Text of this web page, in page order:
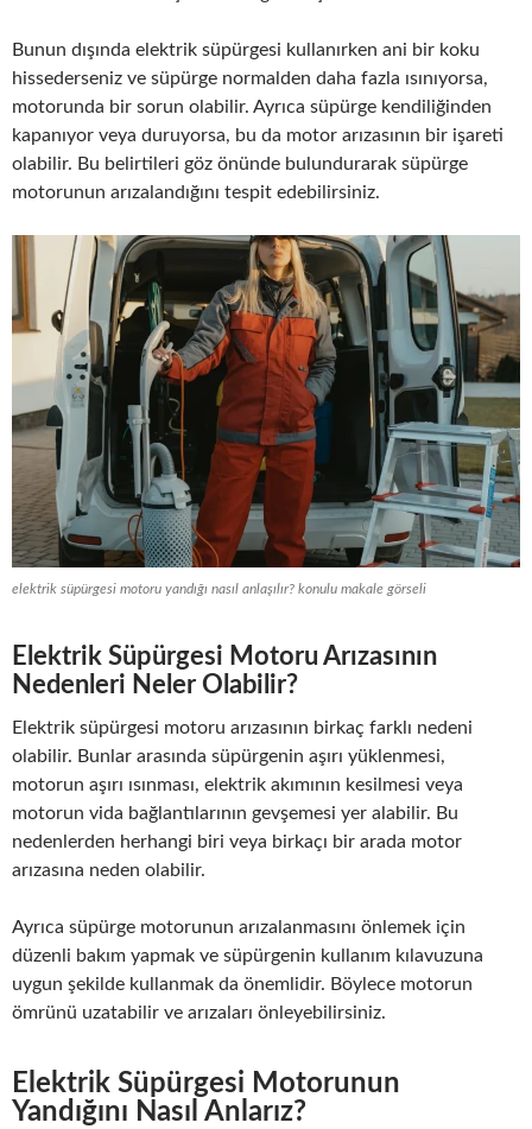
Bunun dışında elektrik süpürgesi kullanırken ani bir koku
hissederseniz ve süpürge normalden daha fazla ısınıyorsa,
motorunda bir sorun olabilir. Ayrıca süpürge kendiliğinden
kapanıyor veya duruyorsa, bu da motor arızasının bir işareti
olabilir. Bu belirtileri göz önünde bulundurarak süpürge
motorunun arızalandığını tespit edebilirsiniz.
elektrik süpürgesi motoru yandığı nasıl anlaşılır? konulu makale görseli
Elektrik Süpürgesi Motoru Arızasının
Nedenleri Neler Olabilir?
Elektrik süpürgesi motoru arızasının birkaç farklı nedeni
olabilir. Bunlar arasında süpürgenin aşırı yüklenmesi,
motorun aşırı ısınması, elektrik akımının kesilmesi veya
motorun vida bağlantılarının gevşemesi yer alabilir. Bu
nedenlerden herhangi biri veya birkaçı bir arada motor
arızasına neden olabilir.
Ayrıca süpürge motorunun arızalanmasını önlemek için
düzenli bakım yapmak ve süpürgenin kullanım kılavuzuna
uygun şekilde kullanmak da önemlidir. Böylece motorun
ömrünü uzatabilir ve arızaları önleyebilirsiniz.
Elektrik Süpürgesi Motorunun
Yandığını Nasıl Anlarız?